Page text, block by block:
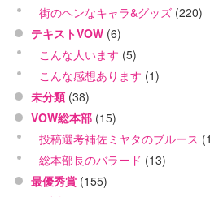
街のヘンなキャラ&グッズ (220)
テキストVOW (6)
こんな人います (5)
こんな感想あります (1)
未分類 (38)
VOW総本部 (15)
投稿選考補佐ミヤタのブルース
総本部長のバラード (13)
最優秀賞 (155)